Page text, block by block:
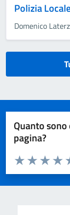
Polizia
Domenico
Quanto
pagina?
Valuta da 1 a 5
Valuta 3
Valuta 2
Valuta 1 stelle